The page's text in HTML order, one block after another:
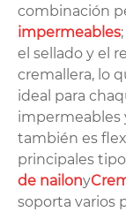
combinación
impermeables
el sellado y el
cremallera, lo
ideal para
impermeables
también es
principales
de nailony
soporta varios